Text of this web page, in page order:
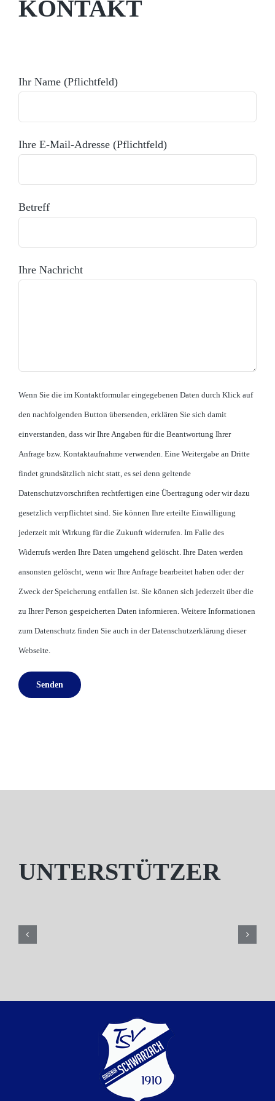
KONTAKT
Bitte lasse dieses Feld leer.
Ihr Name (Pflichtfeld)
Ihre E-Mail-Adresse (Pflichtfeld)
Betreff
Ihre Nachricht
Wenn Sie die im Kontaktformular eingegebenen Daten durch Klick auf
den nachfolgenden Button übersenden, erklären Sie sich damit
einverstanden, dass wir Ihre Angaben für die Beantwortung Ihrer
Anfrage bzw. Kontaktaufnahme verwenden. Eine Weitergabe an Dritte
findet grundsätzlich nicht statt, es sei denn geltende
Datenschutzvorschriften rechtfertigen eine Übertragung oder wir dazu
gesetzlich verpflichtet sind. Sie können Ihre erteilte Einwilligung
jederzeit mit Wirkung für die Zukunft widerrufen. Im Falle des
Widerrufs werden Ihre Daten umgehend gelöscht. Ihre Daten werden
ansonsten gelöscht, wenn wir Ihre Anfrage bearbeitet haben oder der
Zweck der Speicherung entfallen ist. Sie können sich jederzeit über die
zu Ihrer Person gespeicherten Daten informieren. Weitere Informationen
zum Datenschutz finden Sie auch in der Datenschutzerklärung dieser
Webseite.
UNTERSTÜTZER